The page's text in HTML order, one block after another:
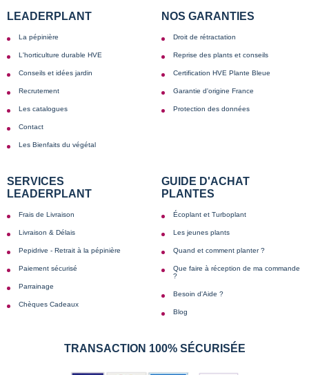
LEADERPLANT
La pépinière
L'horticulture durable HVE
Conseils et idées jardin
Recrutement
Les catalogues
Contact
Les Bienfaits du végétal
NOS GARANTIES
Droit de rétractation
Reprise des plants et conseils
Certification HVE Plante Bleue
Garantie d'origine France
Protection des données
SERVICES
LEADERPLANT
Frais de Livraison
Livraison & Délais
Pepidrive - Retrait à la pépinière
Paiement sécurisé
Parrainage
Chèques Cadeaux
GUIDE D'ACHAT
PLANTES
Écoplant et Turboplant
Les jeunes plants
Quand et comment planter ?
Que faire à réception de ma commande
?
Besoin d'Aide ?
Blog
TRANSACTION 100% SÉCURISÉE